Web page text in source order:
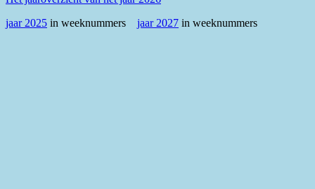
jaar 2025 in weeknummers jaar 2027 in weeknummers